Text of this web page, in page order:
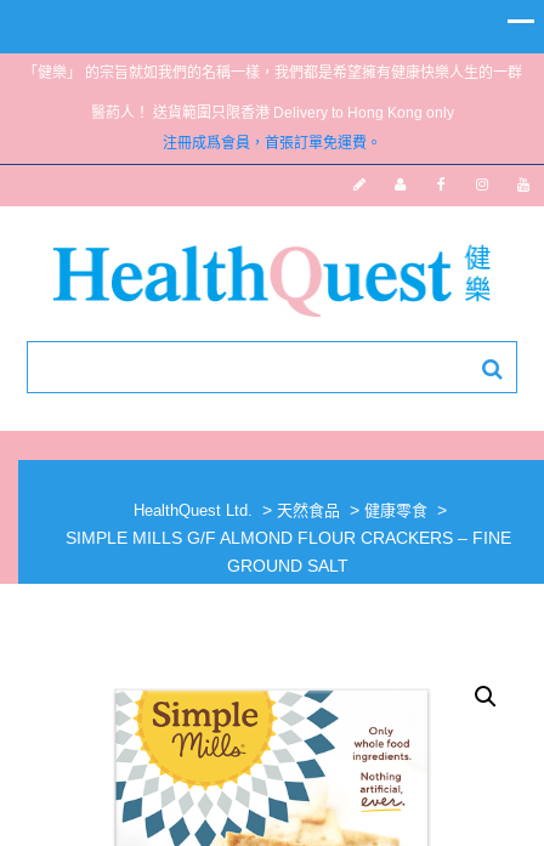
「健樂」 的宗旨就如我們的名稱一樣，我們都是希望擁有健康快樂人生的一群
醫葯人！ 送貨範圍只限香港 Delivery to Hong Kong only
注冊成爲會員，首張訂單免運費。
CRACKERS – FINE GROUND SALT
HealthQuest Ltd. > 天然食品 > 健康零食 >
SIMPLE MILLS G/F ALMOND FLOUR CRACKERS – FINE
GROUND SALT